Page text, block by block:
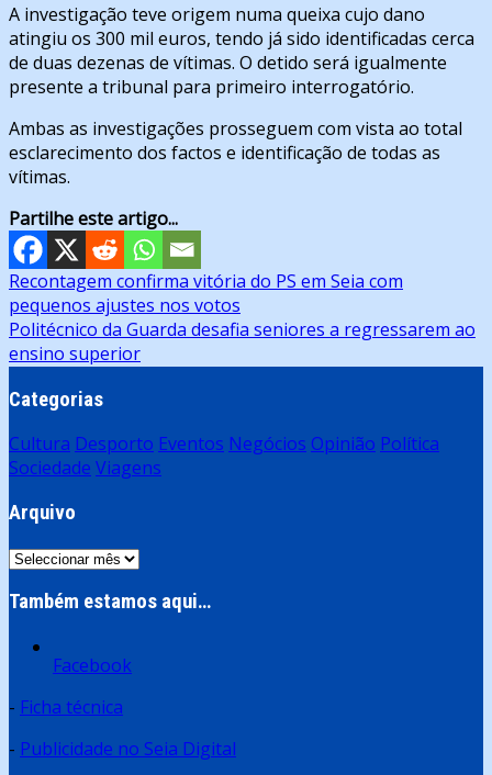
A investigação teve origem numa queixa cujo dano
atingiu os 300 mil euros, tendo já sido identificadas cerca
de duas dezenas de vítimas. O detido será igualmente
presente a tribunal para primeiro interrogatório.
Ambas as investigações prosseguem com vista ao total
esclarecimento dos factos e identificação de todas as
vítimas.
Partilhe este artigo...
Navegação
de
artigos
Recontagem confirma vitória do PS em Seia com
pequenos ajustes nos votos
Politécnico da Guarda desafia seniores a regressarem ao
ensino superior
Categorias
Cultura Desporto Eventos Negócios Opinião Política
Sociedade Viagens
Arquivo
Arquivo
Também estamos aqui…
Facebook
- Ficha técnica
- Publicidade no Seia Digital